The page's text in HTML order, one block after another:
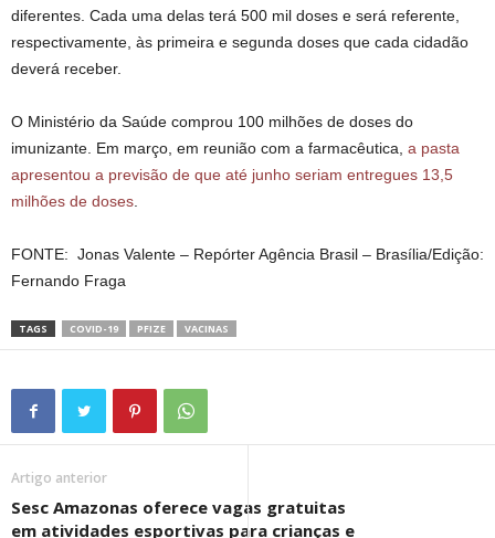
diferentes. Cada uma delas terá 500 mil doses e será referente,
respectivamente, às primeira e segunda doses que cada cidadão
deverá receber.
O Ministério da Saúde comprou 100 milhões de doses do
imunizante. Em março, em reunião com a farmacêutica, a pasta
apresentou a previsão de que até junho seriam entregues 13,5
milhões de doses
FONTE: Jonas Valente – Repórter Agência Brasil – Brasília/Edição:
Fernando Fraga
TAGS COVID-19 PFIZE VACINAS
Artigo anterior
Sesc Amazonas oferece vagas gratuitas
em atividades esportivas para crianças e